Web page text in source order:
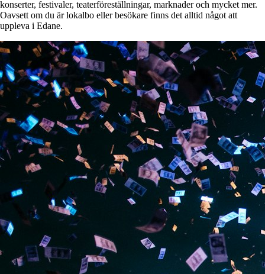
konserter, festivaler, teaterföreställningar, marknader och mycket mer.
Oavsett om du är lokalbo eller besökare finns det alltid något att
uppleva i Edane.